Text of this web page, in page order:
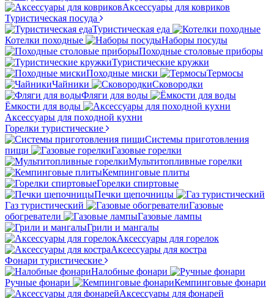
Аксессуары для ковриков
Туристическая посуда
Туристическая еда
Котелки походные
Наборы посуды
Походные столовые приборы
Туристические кружки
Походные миски
Термосы
Чайники
Сковородки
Фляги для воды
Ёмкости для воды
Аксессуары для походной кухни
Горелки туристические
Системы приготовления
пищи
Газовые горелки
Мультитопливные горелки
Кемпинговые плиты
Горелки спиртовые
Печки щепочницы
Газ туристический
Газовые
обогреватели
Газовые лампы
Грили и мангалы
Аксессуары для горелок
Аксессуары для костра
Фонари туристические
Налобные фонари
Ручные фонари
Кемпинговые фонари
Аксессуары для фонарей